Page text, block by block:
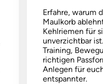
Erfahre, warum
Maulkorb
Kehlriemen für
unverzichtbar
Training,
richtigen
Anlegen für
entspannter.